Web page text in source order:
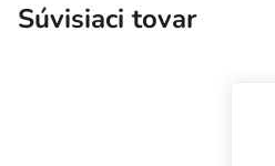
Súvisiaci tovar